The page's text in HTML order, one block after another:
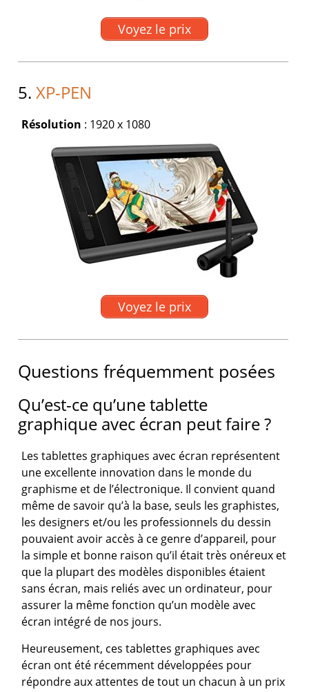
Voyez le prix
5.XP-PEN
Résolution : 1920 x 1080
Voyez le prix
Questions fréquemment posées
Qu’est-ce qu’une tablette
graphique avec écran peut faire ?
Les tablettes graphiques avec écran représentent
une excellente innovation dans le monde du
graphisme et de l’électronique. Il convient quand
même de savoir qu’à la base, seuls les graphistes,
les designers et/ou les professionnels du dessin
pouvaient avoir accès à ce genre d’appareil, pour
la simple et bonne raison qu’il était très onéreux et
que la plupart des modèles disponibles étaient
sans écran, mais reliés avec un ordinateur, pour
assurer la même fonction qu’un modèle avec
écran intégré de nos jours.
Heureusement, ces tablettes graphiques avec
écran ont été récemment développées pour
répondre aux attentes de tout un chacun à un prix